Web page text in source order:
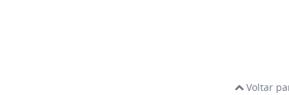
Voltar